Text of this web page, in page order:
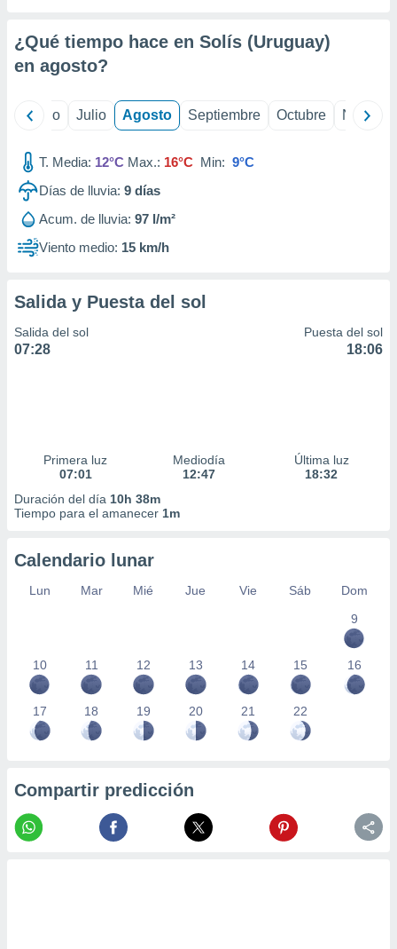
e
mediante
publicidad
publicidad
de
1199
¿Qué tiempo hace en Solís (Uruguay)
en agosto?
Junio Julio Agosto Septiembre Octubre
T. Media: 12°C Max.: 16°C Min: 9°C
Días de lluvia: 9 días
Acum. de lluvia: 97 l/m²
Viento medio: 15 km/h
Salida y Puesta del sol
Salida del sol
07:28
Puesta del sol
18:06
Primera luz
07:01
Mediodía
12:47
Última luz
18:32
Duración del día 10h 38m
Tiempo para el amanecer 1m
Calendario lunar
Lun Mar Mié Jue Vie Sáb
Dom
9
10 11 12 13 14 15 16
17 18 19 20 21 22
Compartir predicción